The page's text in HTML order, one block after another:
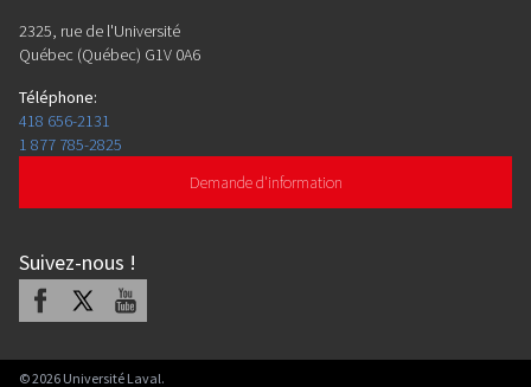
2325, rue de l'Université
Québec (Québec) G1V 0A6
Téléphone:
418 656-2131
1 877 785-2825
Demande d'information
Suivez-nous !
Facebook Youtube
©2026 Université Laval.